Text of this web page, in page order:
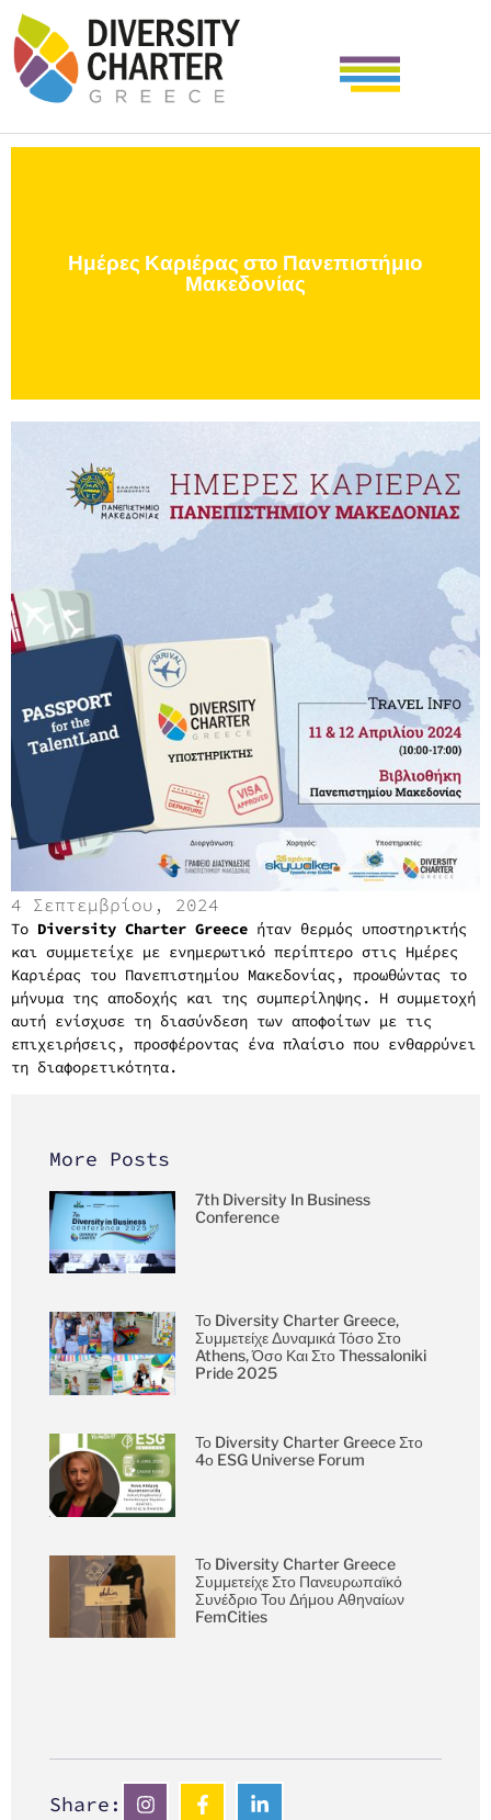
Ημέρες Καριέρας στο Πανεπιστήμιο
Μακεδονίας
4 Σεπτεμβρίου, 2024
Το Diversity Charter Greece ήταν θερμός υποστηρικτής
και συμμετείχε με ενημερωτικό περίπτερο στις Ημέρες
Καριέρας του Πανεπιστημίου Μακεδονίας, προωθώντας το
μήνυμα της αποδοχής και της συμπερίληψης. Η συμμετοχή
αυτή ενίσχυσε τη διασύνδεση των αποφοίτων με τις
επιχειρήσεις, προσφέροντας ένα πλαίσιο που ενθαρρύνει
τη διαφορετικότητα.
More Posts
7th Diversity In Business
Conference
Το Diversity Charter Greece,
Συμμετείχε Δυναμικά Τόσο Στο
Athens, Όσο Και Στο Thessaloniki
Pride 2025
Το Diversity Charter Greece Στο
4ο ESG Universe Forum
Το Diversity Charter Greece
Συμμετείχε Στο Πανευρωπαϊκό
Συνέδριο Του Δήμου Αθηναίων
FemCities
Share: